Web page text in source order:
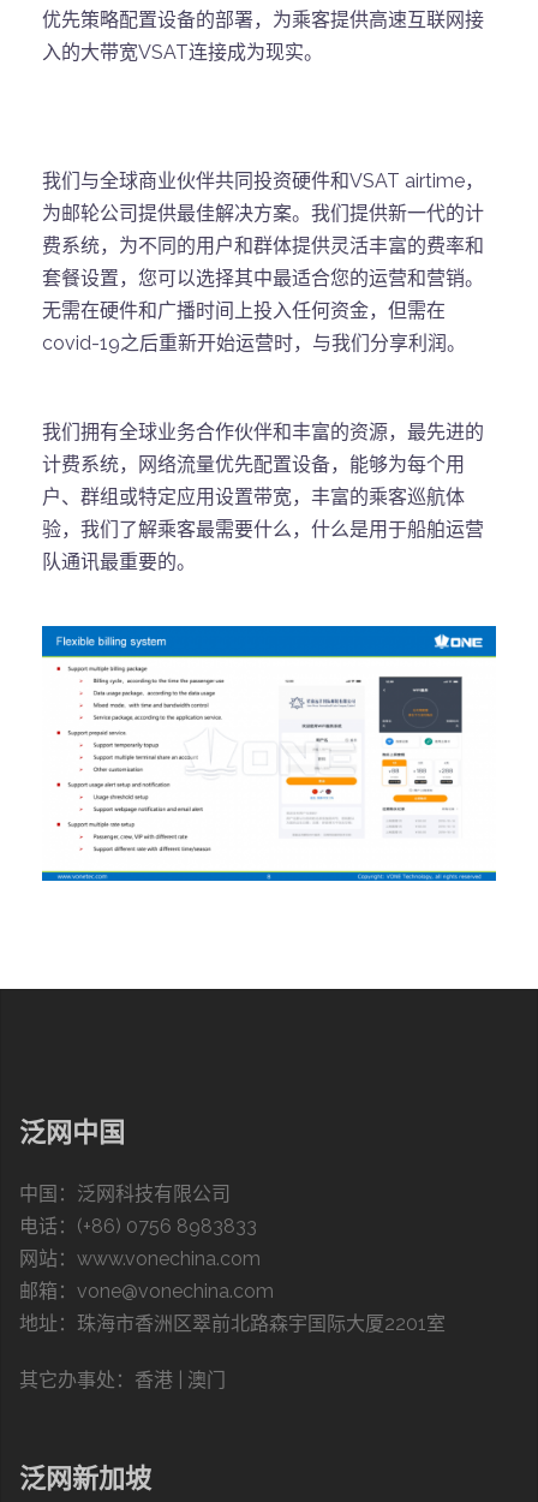
优先策略配置设备的部署，为乘客提供高速互联网接
入的大带宽VSAT连接成为现实。
我们与全球商业伙伴共同投资硬件和VSAT airtime，
为邮轮公司提供最佳解决方案。我们提供新一代的计
费系统，为不同的用户和群体提供灵活丰富的费率和
套餐设置，您可以选择其中最适合您的运营和营销。
无需在硬件和广播时间上投入任何资金，但需在
covid-19之后重新开始运营时，与我们分享利润。
我们拥有全球业务合作伙伴和丰富的资源，最先进的
计费系统，网络流量优先配置设备，能够为每个用
户、群组或特定应用设置带宽，丰富的乘客巡航体
验，我们了解乘客最需要什么，什么是用于船舶运营
队通讯最重要的。
泛网中国
中国：泛网科技有限公司
电话：(+86) 0756 8983833
网站： www.vonechina.com
邮箱：vone@vonechina.com
地址：珠海市香洲区翠前北路森宇国际大厦2201室
其它办事处： 香港 | 澳门
泛网新加坡